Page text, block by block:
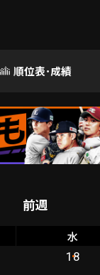
順位表･成績
前週
水
18